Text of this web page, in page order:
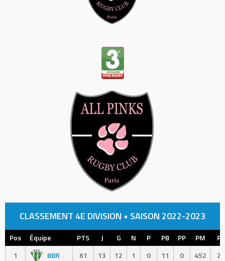
CLASSEMENT 4E DIVISION • SAISON 2022-2023
Pos Équipe PTS J G N P PB PP PM
PC
1
BBR 61 13 12 1 0 11 0 452
29